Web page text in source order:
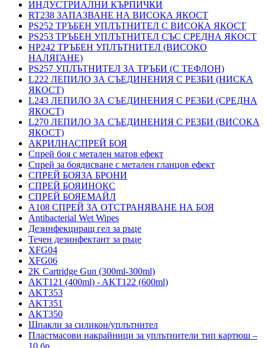
ИНДУСТРИАЛНИ КЪРПИЧКИ
RT238 ЗАПАЗВАНЕ НА ВИСОКА ЯКОСТ
PS252 ТРЪБЕН УПЛЪТНИТЕЛ С ВИСОКА ЯКОСТ
PS253 ТРЪБЕН УПЛЪТНИТЕЛ СЪС СРЕДНА ЯКОСТ
HP242 ТРЪБЕН УПЛЪТНИТЕЛ (ВИСОКО
НАЛЯГАНЕ)
PS257 УПЛЪТНИТЕЛ ЗА ТРЪБИ (С ТЕФЛОН)
L222 ЛЕПИЛО ЗА СЪЕДИНЕНИЯ С РЕЗБИ (НИСКА
ЯКОСТ)
L243 ЛЕПИЛО ЗА СЪЕДИНЕНИЯ С РЕЗБИ (СРЕДНА
ЯКОСТ)
L270 ЛЕПИЛО ЗА СЪЕДИНЕНИЯ С РЕЗБИ (ВИСОКА
ЯКОСТ)
АКРИЛНАСПРЕЙ БОЯ
Спрей боя с метален матов ефект
Спрей за боядисване с метален гланцов ефект
СПРЕЙ БОЯЗА БРОНИ
СПРЕЙ БОЯИНОКС
СПРЕЙ БОЯЕМАЙЛ
A108 СПРЕЙ ЗА ОТСТРАНЯВАНЕ НА БОЯ
Antibacterial Wet Wipes
Дезинфекциращ гел за ръце
Течен дезинфектант за ръце
XFG04
XFG06
2K Cartridge Gun (300ml-300ml)
AKT121 (400ml) - AKT122 (600ml)
AKT353
AKT351
AKT350
Шпакли за силикон/уплътнител
Пластмасови накрайници за уплътнители тип картюш –
10 бр.